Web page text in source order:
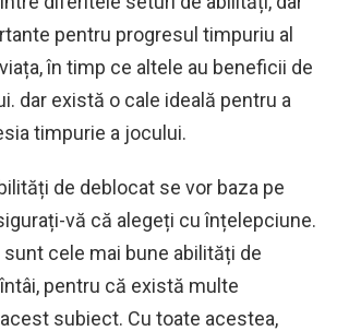
pentru progresul timpuriu al
în timp ce altele au beneficii de
dar există o cale ideală pentru a
timpurie a jocului.
de deblocat se vor baza pe
vă că alegeți cu înțelepciune.
cele mai bune abilități de
pentru că există multe
subiect. Cu toate acestea,